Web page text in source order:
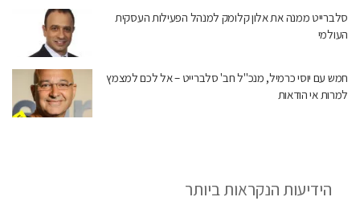
סלברייט ממנה את אלון קלומק למנהל הפעילות העסקית
העולמי
חמש עם יוסי כרמיל, מנכ"ל חב' סלברייט – אל לכם למצמץ
למרות אי הודאות
הידיעות הנקראות ביותר